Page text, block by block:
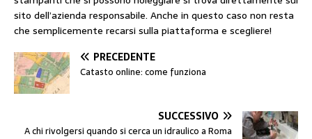
sito dell’azienda responsabile. Anche in questo caso non resta
che semplicemente recarsi sulla piattaforma e scegliere!
PRECEDENTE
Catasto online: come funziona
SUCCESSIVO
A chi rivolgersi quando si cerca un idraulico a Roma